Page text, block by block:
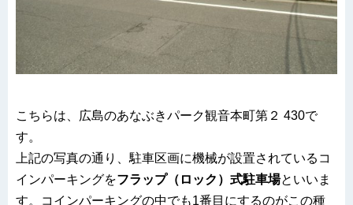
こちらは、広島のあなぶきパーク観音本町第２ 430で
す。
上記の写真の通り、駐車区画に機械が設置されているコ
インパーキングをフラップ（ロック）式駐車場といいま
す。コインパーキングの中でも1番目にするのがこの種